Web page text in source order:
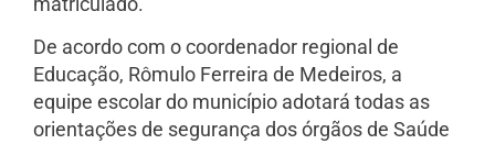
De acordo com o coordenador regional de
Educação, Rômulo Ferreira de Medeiros, a
equipe escolar do município adotará todas as
orientações de segurança dos órgãos de Saúde